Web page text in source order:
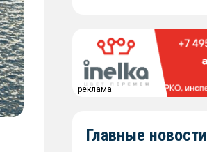
реклама
Главные новости